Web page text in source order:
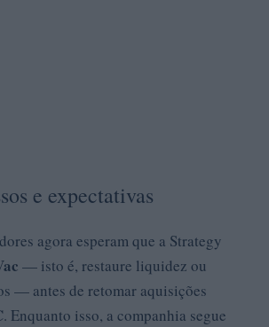
e expectativas
agora esperam que a Strategy
— isto é, restaure liquidez ou
— antes de retomar aquisições
. Enquanto isso, a companhia segue